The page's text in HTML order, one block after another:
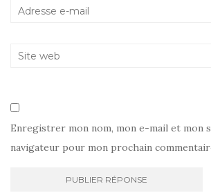
Enregistrer mon nom, mon e-mail et mon
navigateur pour mon prochain